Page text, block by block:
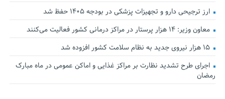
ارز ترجیحی دارو و تجهیزات پزشکی در بودجه ۱۴۰۵ حفظ شد
معاون وزیر: ۱۴ هزار پرستار در مراکز درمانی کشور فعالیت می‌کنند
۱۵ هزار نیروی جدید به نظام سلامت کشور افزوده شد
اجرای طرح تشدید نظارت بر مراکز غذایی و اماکن عمومی در ماه مبارک
رمضان